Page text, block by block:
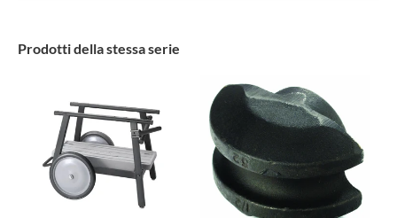
Prodotti della stessa serie